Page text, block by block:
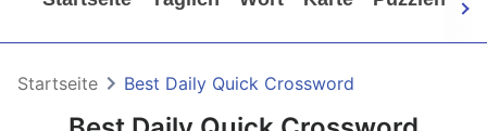
Startseite Best Daily Quick Crossword